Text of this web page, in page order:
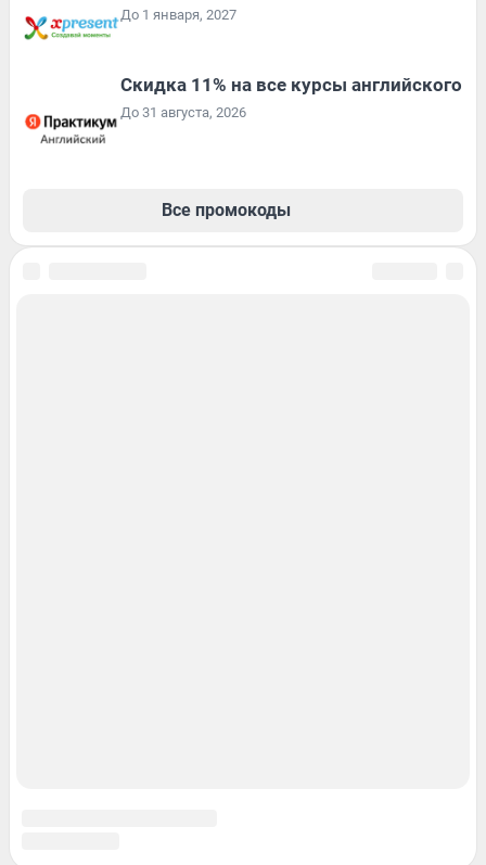
До 1 января, 2027
Скидка 11% на все курсы английского
До 31 августа, 2026
Все промокоды